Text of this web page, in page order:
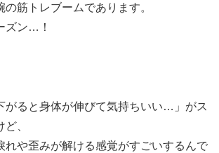
筋トレブームであります。
ズン…！
がると身体が伸びて気持ちいい…」がス
、
れや歪みが解ける感覚がすごいするんで